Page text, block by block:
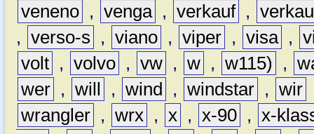
veneno , venga , verkauf ,
, verso-s , viano , viper , visa ,
volt , volvo , vw , w , w115) ,
wer , will , wind , windstar , wir
wrangler , wrx , x , x-90 , x-